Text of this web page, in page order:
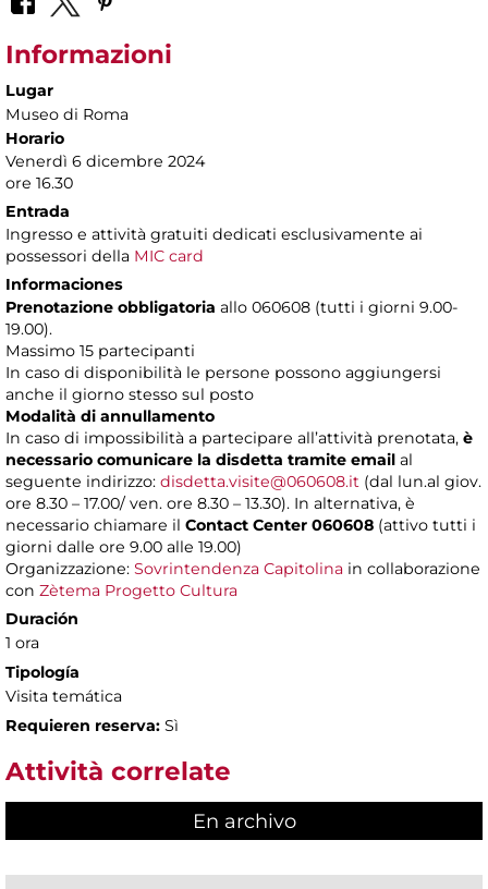
Informazioni
Lugar
Museo di Roma
Horario
Venerdì 6 dicembre 2024
ore 16.30
Entrada
Ingresso e attività gratuiti dedicati esclusivamente ai
possessori della MIC card
Informaciones
Prenotazione obbligatoria allo 060608 (tutti i giorni 9.00-
19.00).
Massimo 15 partecipanti
In caso di disponibilità le persone possono aggiungersi
anche il giorno stesso sul posto
Modalità di annullamento
In caso di impossibilità a partecipare all’attività prenotata, è
necessario comunicare la disdetta tramite email al
seguente indirizzo: disdetta.visite@060608.it (dal lun.al giov.
ore 8.30 – 17.00/ ven. ore 8.30 – 13.30). In alternativa, è
necessario chiamare il Contact Center 060608 (attivo tutti i
giorni dalle ore 9.00 alle 19.00)
Organizzazione: Sovrintendenza Capitolina in collaborazione
con Zètema Progetto Cultura
Duración
1 ora
Tipología
Visita temática
Requieren reserva: Sì
Attività correlate
En archivo